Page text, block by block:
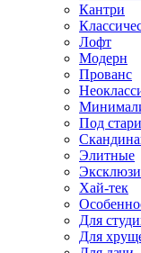
Кантри
Лофт
Модерн
Прованс
Под
Элитные
Хай-тек
Для
Для